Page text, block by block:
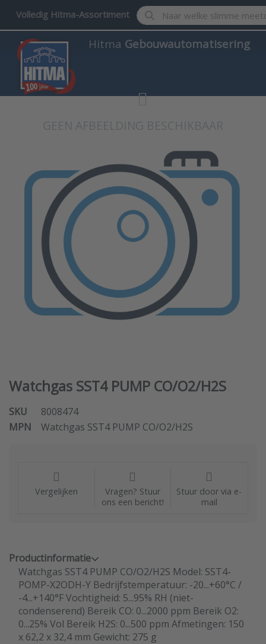
Volledig Hitma-Assortiment Enter a search term.
Hitma Gebouwautomatisering
Watchgas SST4 PUMP CO/O2/H2S
SKU
8008474
MPN
Watchgas SST4 PUMP CO/O2/H2S
Vergelijken
Vragen? Stuur
ons een bericht!
Stuur door via e-
mail
Productinformatie
Watchgas SST4 PUMP CO/O2/H2S Model: SST4-
POMP-X2ODH-Y Bedrijfstemperatuur: -20...+60°C /
-4...+140°F Vochtigheid: 5...95% RH (niet-
condenserend) Bereik CO: 0...2000 ppm Bereik O2:
0...25% Vol Bereik H2S: 0...500 ppm Afmetingen: 150
x 62,2 x 32,4 mm Gewicht: 275 g